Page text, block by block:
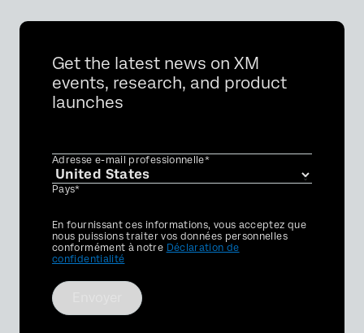
Get the latest news on XM
events, research, and product
launches
Adresse e-mail professionnelle*
Pays*
Privacy
Optin
En fournissant ces informations, vous acceptez que
nous puissions traiter vos données personnelles
conformément à notre Déclaration de
confidentialité